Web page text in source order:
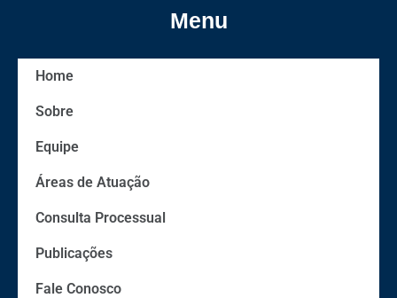
Menu
Home
Sobre
Equipe
Áreas de Atuação
Consulta Processual
Publicações
Fale Conosco